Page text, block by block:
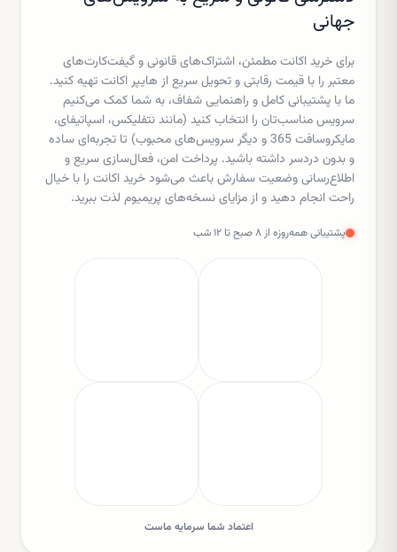
جهانی
برای خرید اکانت مطمئن، اشتراک‌های قانونی و گیفت‌کارت‌های
معتبر را با قیمت رقابتی و تحویل سریع از هایپر اکانت تهیه کنید.
ما با پشتیبانی کامل و راهنمایی شفاف، به شما کمک می‌کنیم
سرویس مناسب‌تان را انتخاب کنید (مانند نتفلیکس، اسپاتیفای،
مایکروسافت 365 و دیگر سرویس‌های محبوب) تا تجربه‌ای ساده
و بدون دردسر داشته باشید. پرداخت امن، فعال‌سازی سریع و
اطلاع‌رسانی وضعیت سفارش باعث می‌شود خرید اکانت را با خیال
راحت انجام دهید و از مزایای نسخه‌های پریمیوم لذت ببرید.
پشتیبانی همه‌روزه از ۸ صبح تا ۱۲ شب
اعتماد شما سرمایه ماست